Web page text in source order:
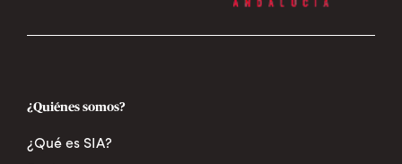
¿Quiénes somos?
¿Qué es SIA?